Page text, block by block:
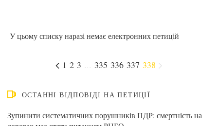
У цьому списку наразі немає електронних петицій
1 2 3 335 336 337 338
ОСТАННІ ВІДПОВІДІ НА ПЕТИЦІЇ
Зупинити систематичних порушників ПДР: смертність на